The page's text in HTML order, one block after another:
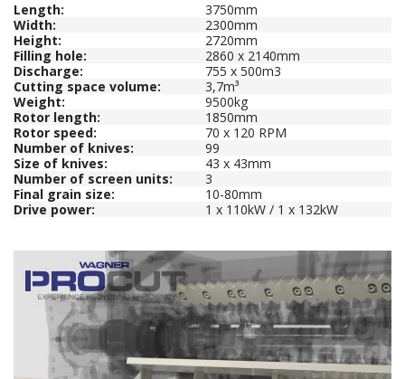
Length:
3750mm
Width:
2300mm
Height:
2720mm
Filling hole:
2860 x 2140mm
Discharge:
755 x 500m3
Cutting space volume:
3,7m³
Weight:
9500kg
Rotor length:
1850mm
Rotor speed:
70 x 120 RPM
Number of knives:
99
Size of knives:
43 x 43mm
Number of screen units:
3
Final grain size:
10-80mm
Drive power:
1 x 110kW / 1 x 132kW